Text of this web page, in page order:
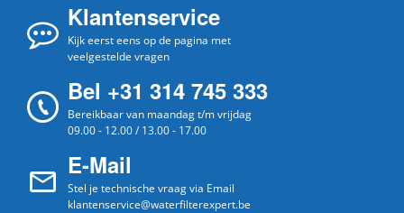
Klantenservice
Kijk eerst eens op de pagina met
veelgestelde vragen
Bel +31 314 745 333
Bereikbaar van maandag t/m vrijdag
09.00 - 12.00 / 13.00 - 17.00
E-Mail
Stel je technische vraag via Email
klantenservice@waterfilterexpert.be